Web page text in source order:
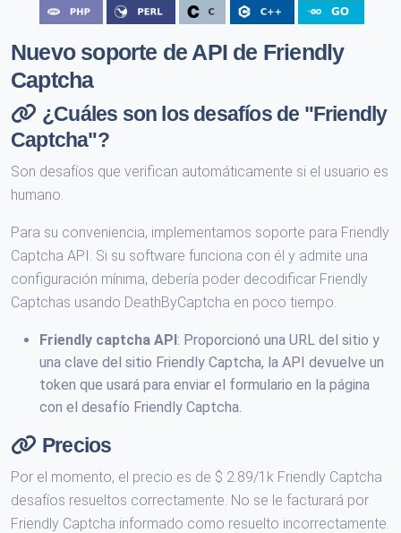
Nuevo soporte de API de Friendly
Captcha
¿Cuáles son los desafíos de "Friendly
Captcha"?
Son desafíos que verifican automáticamente si el usuario es
humano.
Para su conveniencia, implementamos soporte para Friendly
Captcha API. Si su software funciona con él y admite una
configuración mínima, debería poder decodificar Friendly
Captchas usando DeathByCaptcha en poco tiempo.
Friendly captcha API: Proporcionó una URL del sitio y
una clave del sitio Friendly Captcha, la API devuelve un
token que usará para enviar el formulario en la página
con el desafío Friendly Captcha.
Precios
Por el momento, el precio es de $ 2.89/1k Friendly Captcha
desafíos resueltos correctamente. No se le facturará por
Friendly Captcha informado como resuelto incorrectamente.